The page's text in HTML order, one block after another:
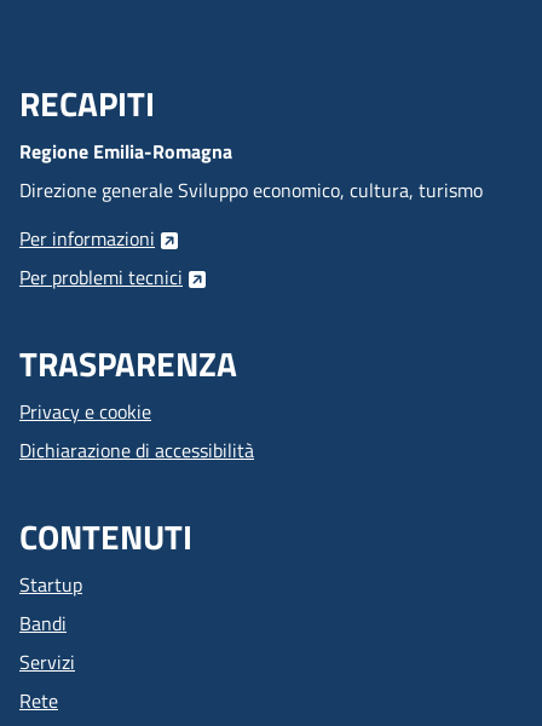
Menu Footer
RECAPITI
Regione Emilia-Romagna
Direzione generale Sviluppo economico, cultura, turismo
Per informazioni
Per problemi tecnici
TRASPARENZA
Privacy e cookie
Dichiarazione di accessibilità
CONTENUTI
Startup
Bandi
Servizi
Rete